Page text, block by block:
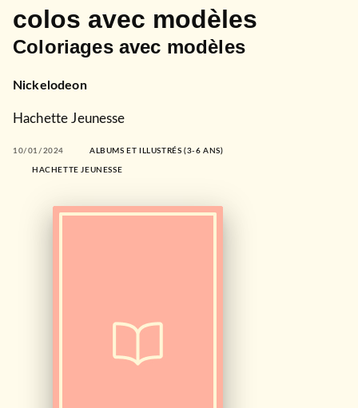
colos avec modèles
Coloriages avec modèles
Nickelodeon
Hachette Jeunesse
10/01/2024 ALBUMS ET ILLUSTRÉS (3-6 ANS)
HACHETTE JEUNESSE